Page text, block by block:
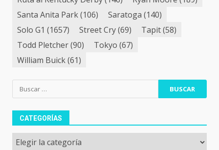
Santa Anita Park(106) Saratoga (140)
Solo G1 (1657) Street Cry(69) Tapit(58)
Todd Pletcher(90) Tokyo (67)
William Buick(61)
Buscar:
CATEGORÍAS
Categorías